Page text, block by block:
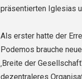
präsentierten Iglesias
Als erster hatte der
Podemos brauche
‚Breite der
dezentraleres